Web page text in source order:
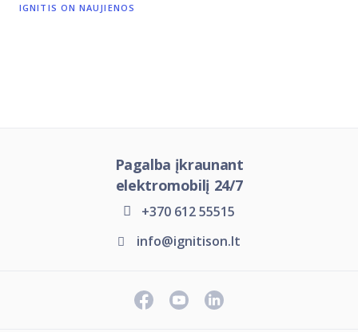
IGNITIS ON NAUJIENOS
Pagalba įkraunant
elektromobilį 24/7
+370 612 55515
info@ignitison.lt